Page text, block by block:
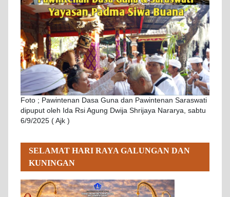
Foto ; Pawintenan Dasa Guna dan Pawintenan Saraswati
dipuput oleh Ida Rsi Agung Dwija Shrijaya Nararya, sabtu
6/9/2025 ( Ajk )
SELAMAT HARI RAYA GALUNGAN DAN
KUNINGAN